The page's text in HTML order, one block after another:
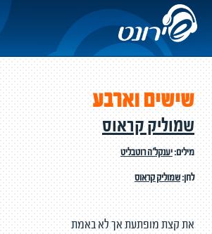
שישים וארבע
שמוליק קראוס
מילים:יענקל'ה רוטבליט
לחן:שמוליק קראוס
את קצת מופתעת אך לא באמת